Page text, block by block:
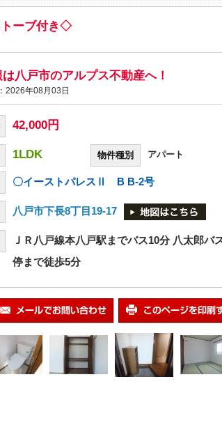
ーブ付き◇
八戸市のアルプス不動産へ！
2026年08月03日
42,000円
1LDK 物件種別 アパート
〇イーストパレスⅡ B B-2号
八戸市下長8丁目19-17
ＪＲ八戸線本八戸駅までバス10分 八太郎バ
停まで徒歩5分